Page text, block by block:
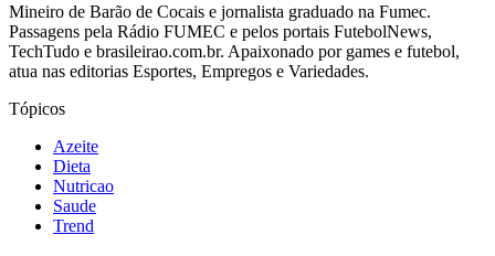
Mineiro de Barão de Cocais e jornalista graduado na Fumec.
Passagens pela Rádio FUMEC e pelos portais FutebolNews,
TechTudo e brasileirao.com.br. Apaixonado por games e futebol,
atua nas editorias Esportes, Empregos e Variedades.
Tópicos
Azeite
Dieta
Nutricao
Saude
Trend